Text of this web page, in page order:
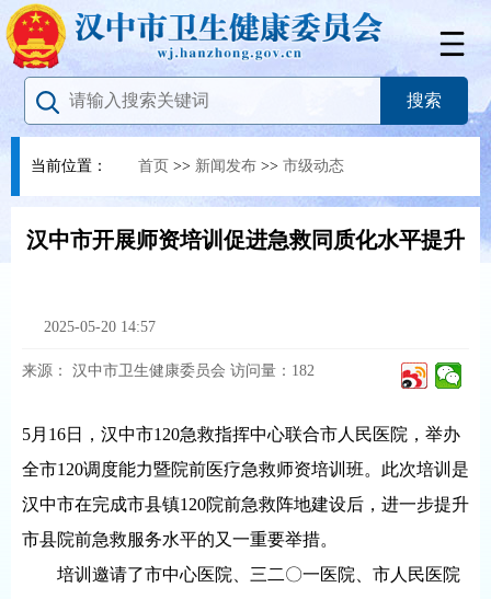
当前位置： 首页 >> 新闻发布 >> 市级动态
汉中市开展师资培训促进急救同质化水平提升
2025-05-20 14:57
来源： 汉中市卫生健康委员会 访问量： 182
5月16日，汉中市120急救指挥中心联合市人民医院，举办
全市120调度能力暨院前医疗急救师资培训班。此次培训是
汉中市在完成市县镇120院前急救阵地建设后，进一步提升
市县院前急救服务水平的又一重要举措。
培训邀请了市中心医院、三二〇一医院、市人民医院